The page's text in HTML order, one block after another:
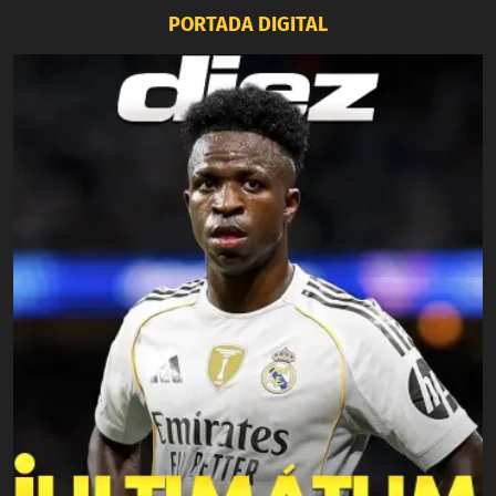
PORTADA DIGITAL